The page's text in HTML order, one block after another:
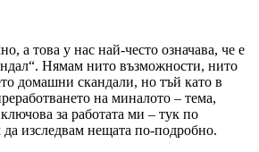
а това у нас най-често означава, че е
Нямам нито възможности, нито
домашни скандали, но тъй като в
на миналото – тема,
за работата ми – тук по
изследвам нещата по-подробно.